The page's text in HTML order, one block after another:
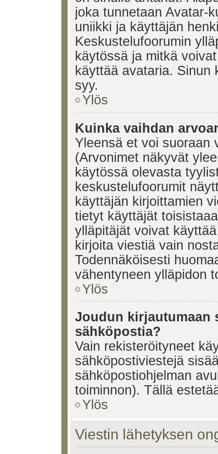
joka tunnetaan Avatar-
uniikki ja käyttäjän
Keskustelufoorumin
käytössä ja mitkä
käyttää avataria. Sinun
syy.
Ylös
Kuinka vaihdan
Yleensä et voi suoraan
(Arvonimet näkyvät
käytössä olevasta
keskustelufoorumit
käyttäjän kirjoittamien
tietyt käyttäjät
ylläpitäjät voivat
kirjoita viestiä vain
Todennäköisesti
vähentyneen ylläpidon
Ylös
Joudun kirjautumaan
sähköpostia?
Vain rekisteröityneet
sähköpostiviestejä
sähköpostiohjelman
toiminnon). Tällä
Ylös
Viestin lähetyksen